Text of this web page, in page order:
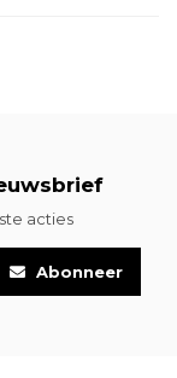
acties
Abonneer